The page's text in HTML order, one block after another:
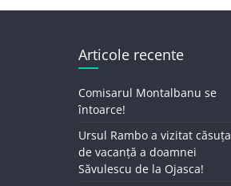
Articole recente
Comisarul Montalbanu se
întoarce!
Ursul Rambo a vizitat căsuța
de vacanță a doamnei
Săvulescu de la Ojasca!